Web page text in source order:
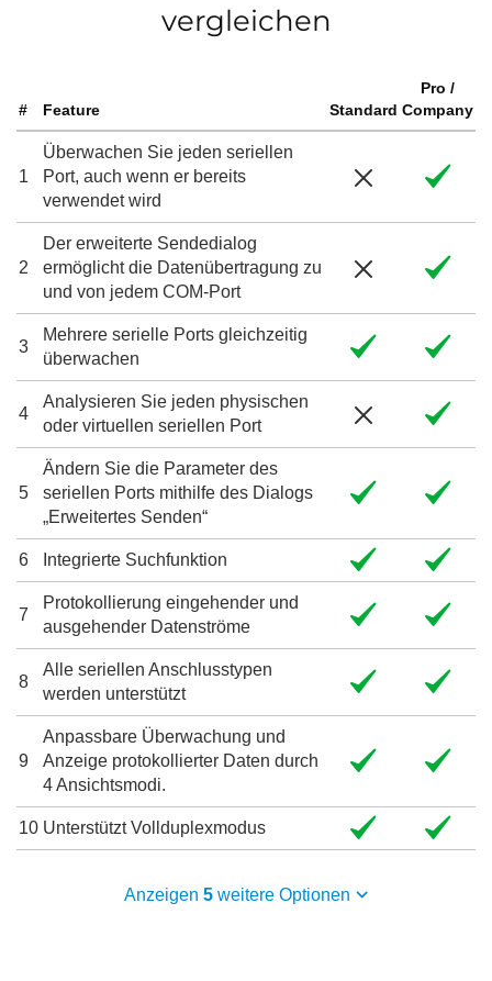
vergleichen
# Feature Standard
Pro /
Company
1
Überwachen Sie jeden seriellen
Port, auch wenn er bereits
verwendet wird
2
Der erweiterte Sendedialog
ermöglicht die Datenübertragung zu
und von jedem COM-Port
3
Mehrere serielle Ports gleichzeitig
überwachen
4
Analysieren Sie jeden physischen
oder virtuellen seriellen Port
5
Ändern Sie die Parameter des
seriellen Ports mithilfe des Dialogs
„Erweitertes Senden“
6 Integrierte Suchfunktion
7
Protokollierung eingehender und
ausgehender Datenströme
8
Alle seriellen Anschlusstypen
werden unterstützt
9
Anpassbare Überwachung und
Anzeige protokollierter Daten durch
4 Ansichtsmodi.
10 Unterstützt Vollduplexmodus
Anzeigen 5weitere Optionen